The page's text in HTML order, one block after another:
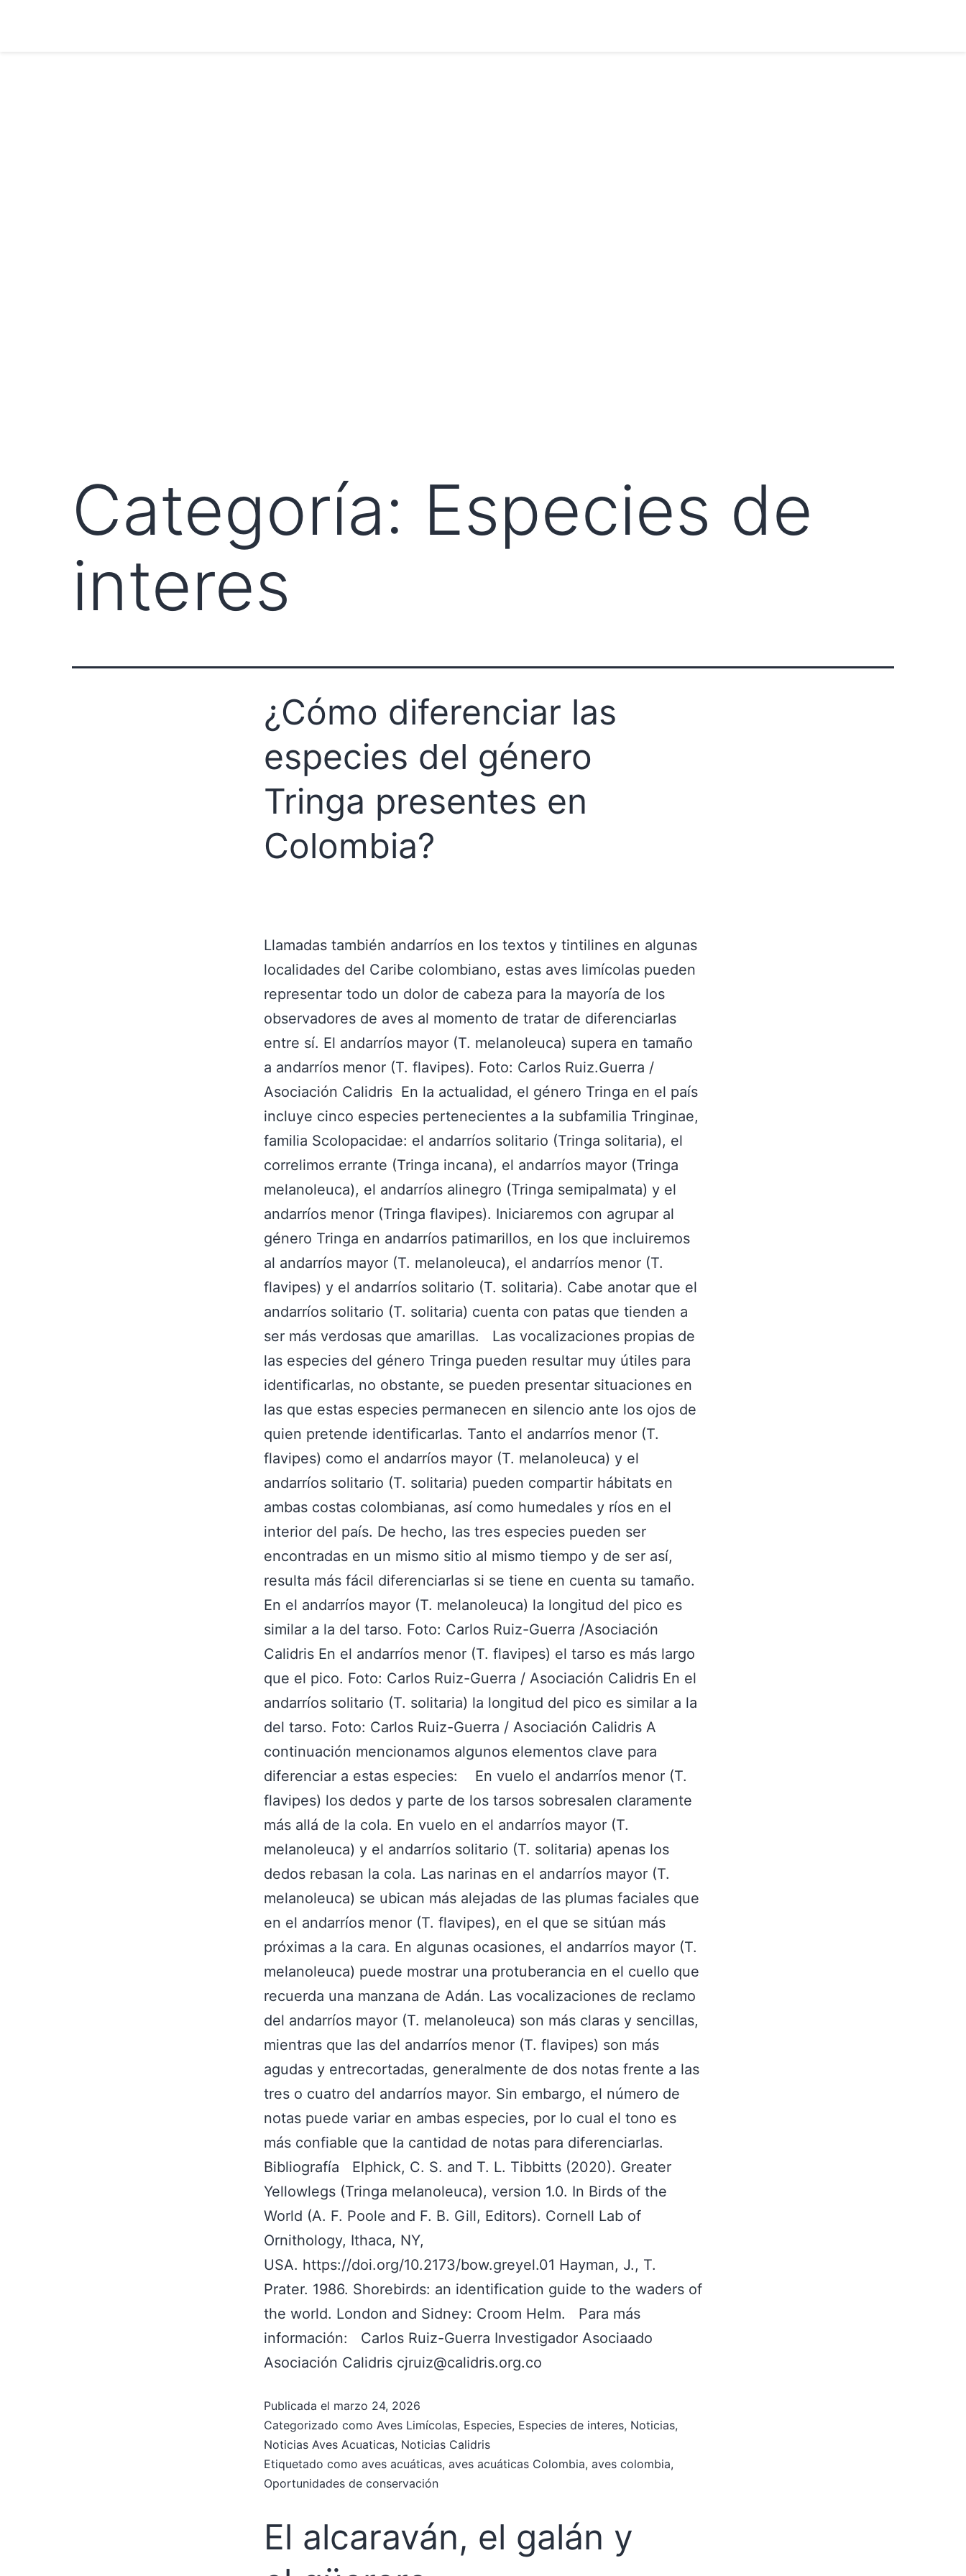
Categoría: Especies de
interes
¿Cómo diferenciar las
especies del género
Tringa presentes en
Colombia?
Llamadas también andarríos en los textos y tintilines en algunas
localidades del Caribe colombiano, estas aves limícolas pueden
representar todo un dolor de cabeza para la mayoría de los
observadores de aves al momento de tratar de diferenciarlas
entre sí. El andarríos mayor (T. melanoleuca) supera en tamaño
a andarríos menor (T. flavipes). Foto: Carlos Ruiz.Guerra /
Asociación Calidris En la actualidad, el género Tringa en el país
incluye cinco especies pertenecientes a la subfamilia Tringinae,
familia Scolopacidae: el andarríos solitario (Tringa solitaria), el
correlimos errante (Tringa incana), el andarríos mayor (Tringa
melanoleuca), el andarríos alinegro (Tringa semipalmata) y el
andarríos menor (Tringa flavipes). Iniciaremos con agrupar al
género Tringa en andarríos patimarillos, en los que incluiremos
al andarríos mayor (T. melanoleuca), el andarríos menor (T.
flavipes) y el andarríos solitario (T. solitaria). Cabe anotar que el
andarríos solitario (T. solitaria) cuenta con patas que tienden a
ser más verdosas que amarillas. Las vocalizaciones propias de
las especies del género Tringa pueden resultar muy útiles para
identificarlas, no obstante, se pueden presentar situaciones en
las que estas especies permanecen en silencio ante los ojos de
quien pretende identificarlas. Tanto el andarríos menor (T.
flavipes) como el andarríos mayor (T. melanoleuca) y el
andarríos solitario (T. solitaria) pueden compartir hábitats en
ambas costas colombianas, así como humedales y ríos en el
interior del país. De hecho, las tres especies pueden ser
encontradas en un mismo sitio al mismo tiempo y de ser así,
resulta más fácil diferenciarlas si se tiene en cuenta su tamaño.
En el andarríos mayor (T. melanoleuca) la longitud del pico es
similar a la del tarso. Foto: Carlos Ruiz-Guerra /Asociación
Calidris En el andarríos menor (T. flavipes) el tarso es más largo
que el pico. Foto: Carlos Ruiz-Guerra / Asociación Calidris En el
andarríos solitario (T. solitaria) la longitud del pico es similar a la
del tarso. Foto: Carlos Ruiz-Guerra / Asociación Calidris A
continuación mencionamos algunos elementos clave para
diferenciar a estas especies: En vuelo el andarríos menor (T.
flavipes) los dedos y parte de los tarsos sobresalen claramente
más allá de la cola. En vuelo en el andarríos mayor (T.
melanoleuca) y el andarríos solitario (T. solitaria) apenas los
dedos rebasan la cola. Las narinas en el andarríos mayor (T.
melanoleuca) se ubican más alejadas de las plumas faciales que
en el andarríos menor (T. flavipes), en el que se sitúan más
próximas a la cara. En algunas ocasiones, el andarríos mayor (T.
melanoleuca) puede mostrar una protuberancia en el cuello que
recuerda una manzana de Adán. Las vocalizaciones de reclamo
del andarríos mayor (T. melanoleuca) son más claras y sencillas,
mientras que las del andarríos menor (T. flavipes) son más
agudas y entrecortadas, generalmente de dos notas frente a las
tres o cuatro del andarríos mayor. Sin embargo, el número de
notas puede variar en ambas especies, por lo cual el tono es
más confiable que la cantidad de notas para diferenciarlas.
Bibliografía Elphick, C. S. and T. L. Tibbitts (2020). Greater
Yellowlegs (Tringa melanoleuca), version 1.0. In Birds of the
World (A. F. Poole and F. B. Gill, Editors). Cornell Lab of
Ornithology, Ithaca, NY,
USA. https://doi.org/10.2173/bow.greyel.01 Hayman, J., T.
Prater. 1986. Shorebirds: an identification guide to the waders of
the world. London and Sidney: Croom Helm. Para más
información: Carlos Ruiz-Guerra Investigador Asociaado
Asociación Calidris cjruiz@calidris.org.co
Publicada el marzo 24, 2026
Categorizado como Aves Limícolas, Especies, Especies de interes, Noticias,
Noticias Aves Acuaticas, Noticias Calidris
Etiquetado como aves acuáticas, aves acuáticas Colombia, aves colombia,
Oportunidades de conservación
El alcaraván, el galán y